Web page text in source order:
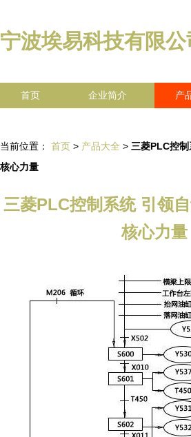
宁波埃易科技有限公
首页 企业简介 产
当前位置： 首页 > 产品大全 > 三菱PLC控
核心力量
三菱PLC控制系统 引领
核心力量